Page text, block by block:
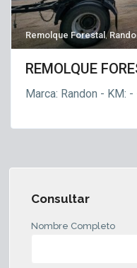
Remolque Forestal,
REMOLQUE
Marca: Randon - KM:
Consultar
Nombre Completo